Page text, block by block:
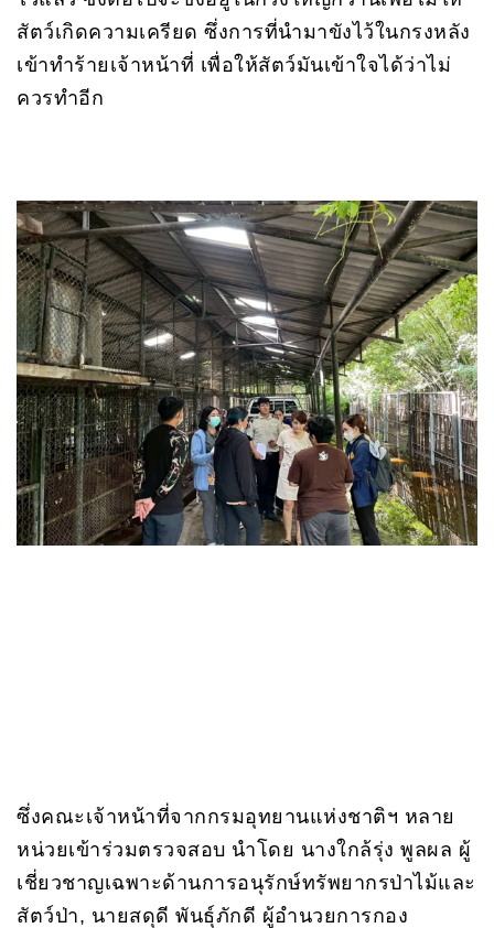
สัตว์เกิดความเครียด ซึ่งการที่นำมาขังไว้ในกรงหลัง
เข้าทำร้ายเจ้าหน้าที่ เพื่อให้สัตว์มันเข้าใจได้ว่าไม่
ควรทำอีก
ซึ่งคณะเจ้าหน้าที่จากกรมอุทยานแห่งชาติฯ หลาย
หน่วยเข้าร่วมตรวจสอบ นำโดย นางใกล้รุ่ง พูลผล ผู้
เชี่ยวชาญเฉพาะด้านการอนุรักษ์ทรัพยากรป่าไม้และ
สัตว์ป่า, นายสดุดี พันธุ์ภักดี ผู้อำนวยการกอง